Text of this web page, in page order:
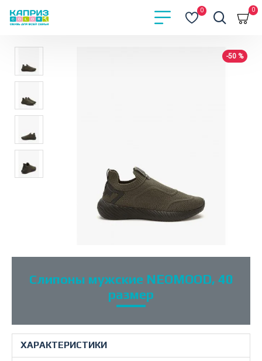
0 0
-50 %
Слипоны мужские NEOMOOD, 40
размер
ХАРАКТЕРИСТИКИ